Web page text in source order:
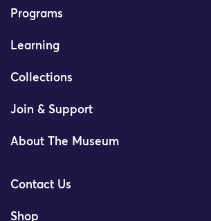
Programs
Learning
Collections
Join & Support
About The Museum
Contact Us
Shop